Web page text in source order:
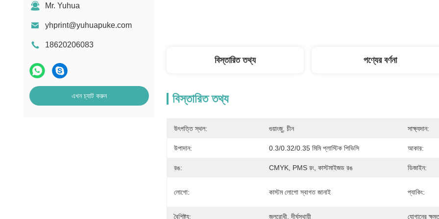
Mr. Yuhua
yhprint@yuhuapuke.com
18620206083
এখন চ্যাট করুন
বিস্তারিত তথ্য পণ্যের বর্ণনা
বিস্তারিত তথ্য
উৎপত্তি স্থল: গুয়াংজু, চীন সাক্ষ্যদান:
উপাদান: 0.3/0.32/0.35 মিমি প্লাস্টিক পিভিসি আকার:
রঙ: CMYK, PMS রং, কাস্টমাইজড রঙ ডিজাইন:
লোগো: কাস্টম লোগো স্বাগত জানাই প্যাকিং:
বৈশিষ্ট্য: জলরোধী, দীর্ঘস্থায়ী যোগানের